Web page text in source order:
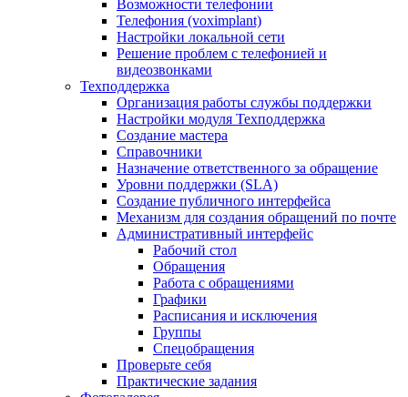
Возможности телефонии
Телефония (voximplant)
Настройки локальной сети
Решение проблем с телефонией и
видеозвонками
Техподдержка
Организация работы службы поддержки
Настройки модуля Техподдержка
Создание мастера
Справочники
Назначение ответственного за обращение
Уровни поддержки (SLA)
Создание публичного интерфейса
Механизм для создания обращений по почте
Административный интерфейс
Рабочий стол
Обращения
Работа с обращениями
Графики
Расписания и исключения
Группы
Спецобращения
Проверьте себя
Практические задания